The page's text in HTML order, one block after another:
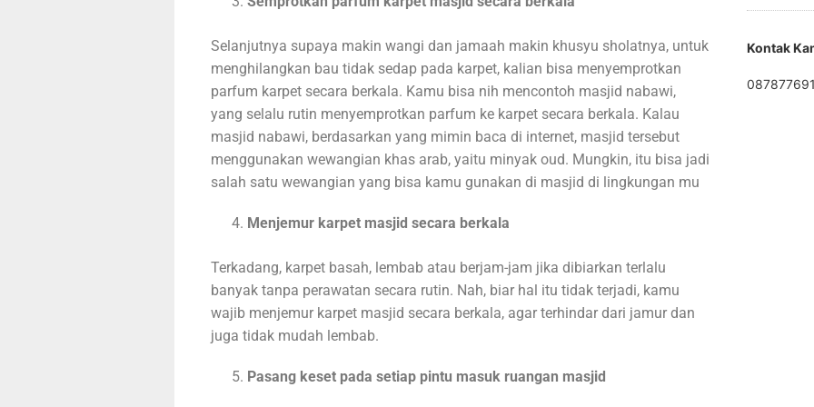
Selanjutnya supaya makin wangi dan jamaah makin khusyu sholatnya, untuk
menghilangkan bau tidak sedap pada karpet, kalian bisa menyemprotkan
parfum karpet secara berkala. Kamu bisa nih mencontoh masjid nabawi,
yang selalu rutin menyemprotkan parfum ke karpet secara berkala. Kalau
masjid nabawi, berdasarkan yang mimin baca di internet, masjid tersebut
menggunakan wewangian khas arab, yaitu minyak oud. Mungkin, itu bisa jadi
salah satu wewangian yang bisa kamu gunakan di masjid di lingkungan mu
Menjemur karpet masjid secara berkala
Terkadang, karpet basah, lembab atau berjam-jam jika dibiarkan terlalu
banyak tanpa perawatan secara rutin. Nah, biar hal itu tidak terjadi, kamu
wajib menjemur karpet masjid secara berkala, agar terhindar dari jamur dan
juga tidak mudah lembab.
Pasang keset pada setiap pintu masuk ruangan masjid
Kontak